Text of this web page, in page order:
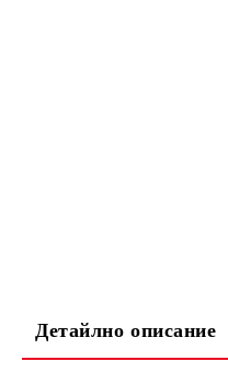
Детайлно описание